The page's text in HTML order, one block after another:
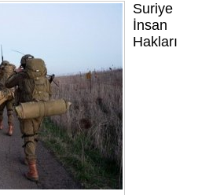
Suriye
İnsan
Hakları